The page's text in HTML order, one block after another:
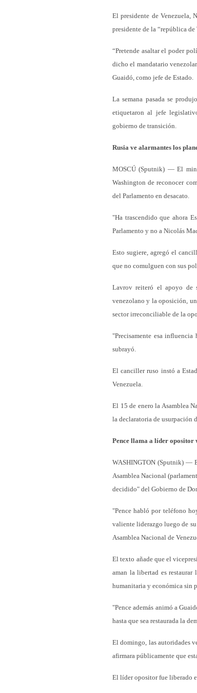
El presidente de Venezuela,
presidente de la “república
“Pretende asaltar el poder
dicho el mandatario
Guaidó, como jefe de Estado.
La semana pasada se
etiquetaron al jefe
gobierno de transición.
Rusia ve alarmantes los
MOSCÚ (Sputnik) — El
Washington de reconocer
del Parlamento en desacato.
"Ha trascendido que ahora
Parlamento y no a Nicolás
Esto sugiere, agregó el
que no comulguen con sus
Lavrov reiteró el apoyo de
venezolano y la oposición,
sector irreconciliable de la
"Precisamente esa
subrayó.
El canciller ruso instó a
Venezuela.
El 15 de enero la Asamblea
la declaratoria de usurpación
Pence llama a líder opositor
WASHINGTON (Sputnik) —
Asamblea Nacional
decidido" del Gobierno de
"Pence habló por teléfono
valiente liderazgo luego de
Asamblea Nacional de
El texto añade que el
aman la libertad es
humanitaria y económica sin
"Pence además animó a
hasta que sea restaurada la
El domingo, las autoridades
afirmara públicamente que
El líder opositor fue liberado